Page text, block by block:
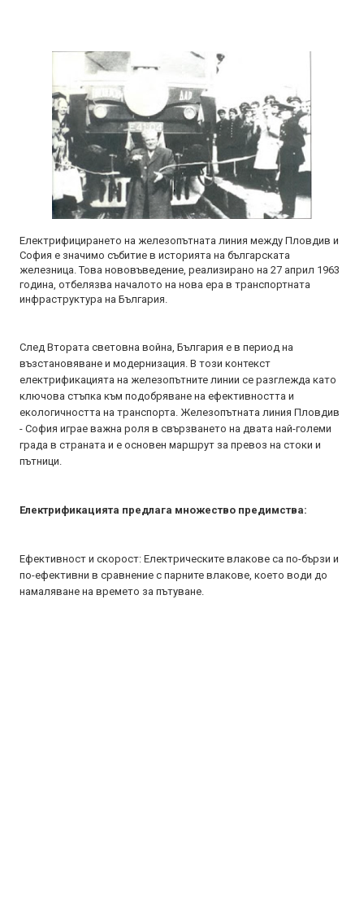
Електрифицирането на железопътната линия между Пловдив и
София е значимо събитие в историята на българската
железница. Това нововъведение, реализирано на 27 април 1963
година, отбелязва началото на нова ера в транспортната
инфраструктура на България.
След Втората световна война, България е в период на
възстановяване и модернизация. В този контекст
електрификацията на железопътните линии се разглежда като
ключова стъпка към подобряване на ефективността и
екологичността на транспорта. Железопътната линия Пловдив
- София играе важна роля в свързването на двата най-големи
града в страната и е основен маршрут за превоз на стоки и
пътници.
Електрификацията предлага множество предимства:
Ефективност и скорост: Електрическите влакове са по-бързи и
по-ефективни в сравнение с парните влакове, което води до
намаляване на времето за пътуване.